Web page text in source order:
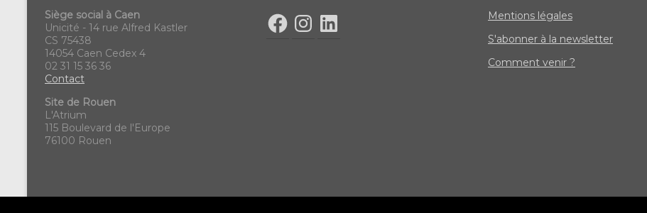
Siège social à Caen
Unicité - 14 rue Alfred Kastler
CS 75438
14054 Caen Cedex 4
02 31 15 36 36
Contact
Site de Rouen
L'Atrium
115 Boulevard de l'Europe
76100 Rouen
Mentions légales
S'abonner à la newsletter
Comment venir ?